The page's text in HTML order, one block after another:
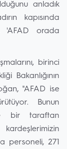
anladık
kapısında
'AFAD orada
birinci
Bakanlığının
"AFAD ise
Bunun
bir taraftan
personeli, 271